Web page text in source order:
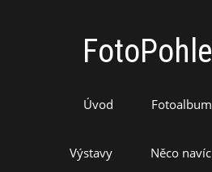
Úvod Fotoalbum
Výstavy Něco navíc